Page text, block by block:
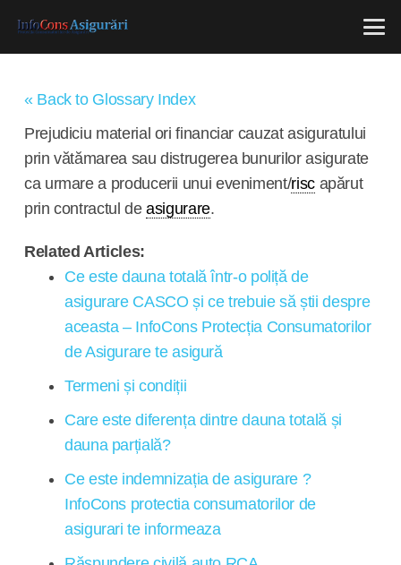
« Back to Glossary Index
Prejudiciu material ori financiar cauzat asiguratului
prin vătămarea sau distrugerea bunurilor asigurate
ca urmare a producerii unui eveniment/riscapărut
prin contractul deasigurare.
Related Articles:
Ce este dauna totală într-o poliță de
asigurare CASCO și ce trebuie să știi despre
aceasta – InfoCons Protecția Consumatorilor
de Asigurare te asigură
Termeni și condiții
Care este diferența dintre dauna totală și
dauna parțială?
Ce este indemnizația de asigurare ?
InfoCons protectia consumatorilor de
asigurari te informeaza